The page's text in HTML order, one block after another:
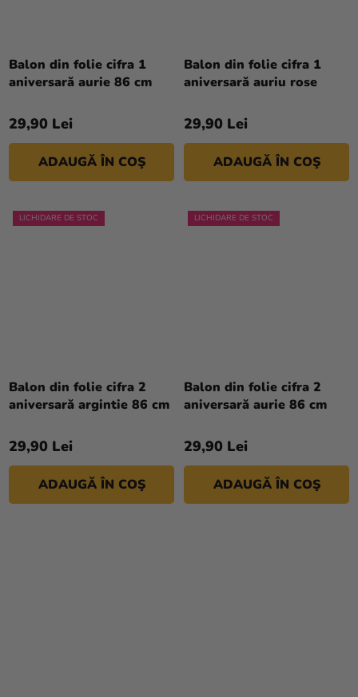
Balon din folie cifra 1
aniversară aurie 86 cm
29,90 Lei
ADAUGĂ ÎN COŞ
Balon din folie cifra 1
aniversară auriu rose
29,90 Lei
ADAUGĂ ÎN COŞ
LICHIDARE DE STOC
Balon din folie cifra 2
aniversară argintie 86 cm
29,90 Lei
ADAUGĂ ÎN COŞ
LICHIDARE DE STOC
Balon din folie cifra 2
aniversară aurie 86 cm
29,90 Lei
ADAUGĂ ÎN COŞ